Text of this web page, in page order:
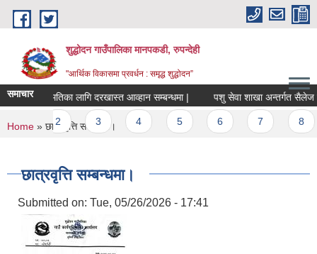
Skip to main content
शुद्धोदन गाउँपालिका मानपकडी, रुपन्देही
"आर्थिक विकासमा प्रवर्धन : समृद्ध शुद्धोदन”
समाचार
सहमतिका लागि दरखास्त आव्हान सम्बन्धमा | पशु सेवा शाखा अन्तर्गत सैलेज
1 3
You are here
Home » छात्रवृत्ति सम्बन्धमा।
छात्रवृत्ति सम्बन्धमा।
Submitted on: Tue, 05/26/2026 - 17:41